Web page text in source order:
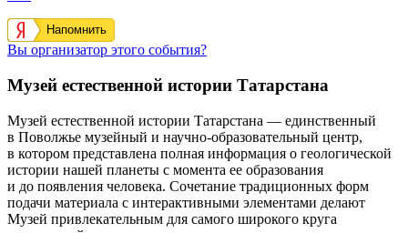
Напомнить
Вы организатор этого события?
Музей естественной истории Татарстана
Музей естественной истории Татарстана — единственный
в Поволжье музейный и научно-образовательный центр,
в котором представлена полная информация о геологической
истории нашей планеты с момента ее образования
и до появления человека. Сочетание традиционных форм
подачи материала с интерактивными элементами делают
Музей привлекательным для самого широкого круга